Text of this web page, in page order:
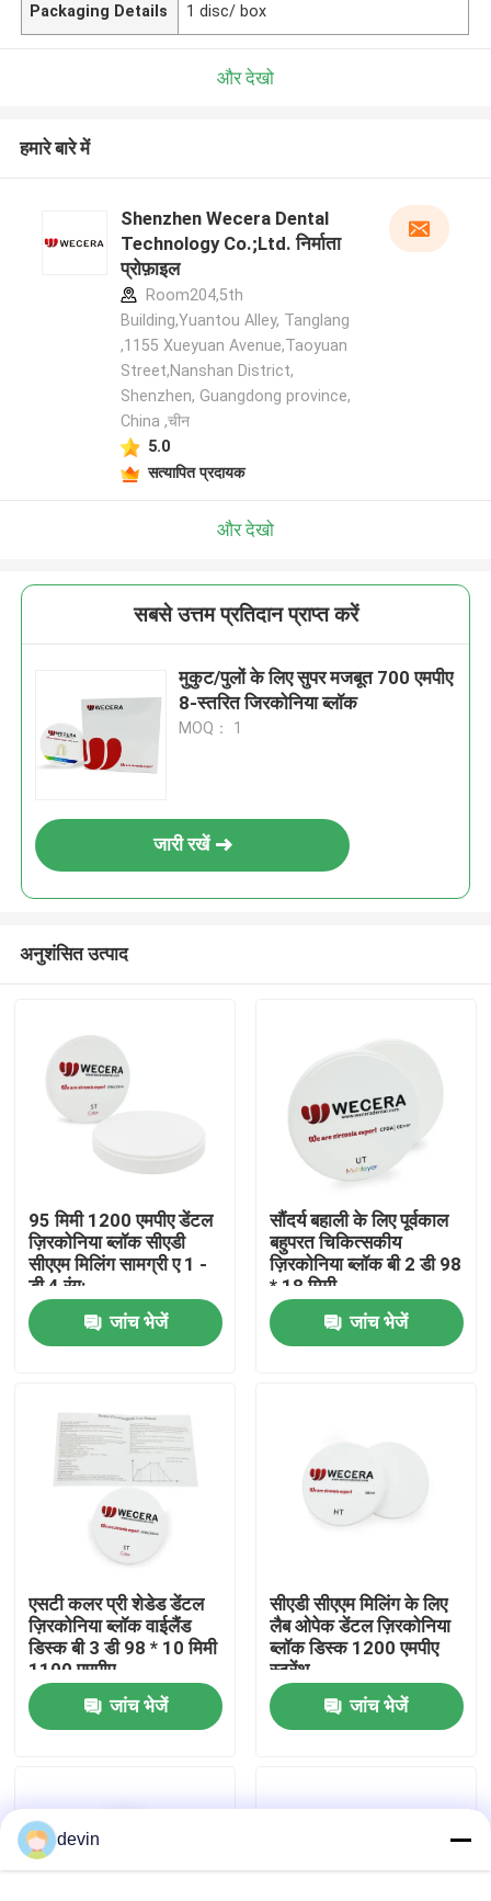
घर
वी.आर. शो
कारखाने का दौरा
गुणवत्ता नियंत्रण
समाचार
Packaging Details 1 disc/ box
और देखो
हमारे बारे में
Shenzhen Wecera Dental
Technology Co.;Ltd. निर्माता
प्रोफ़ाइल
Room204,5th
Building,Yuantou Alley, Tanglang
,1155 Xueyuan Avenue,Taoyuan
Street,Nanshan District,
Shenzhen, Guangdong province,
China ,चीन
5.0
सत्यापित प्रदायक
और देखो
सबसे उत्तम प्रतिदान प्राप्त करें
मुकुट/पुलों के लिए सुपर मजबूत 700 एमपीए
8-स्तरित जिरकोनिया ब्लॉक
MOQ： 1
जारी रखें
अनुशंसित उत्पाद
95 मिमी 1200 एमपीए डेंटल
ज़िरकोनिया ब्लॉक सीएडी
सीएएम मिलिंग सामग्री ए 1 -
डी 4 रंग:
जांच भेजें
सौंदर्य बहाली के लिए पूर्वकाल
बहुपरत चिकित्सकीय
ज़िरकोनिया ब्लॉक बी 2 डी 98
* 18 मिमी
जांच भेजें
एसटी कलर प्री शेडेड डेंटल
ज़िरकोनिया ब्लॉक वाईलैंड
डिस्क बी 3 डी 98 * 10 मिमी
1100 एमपीए
जांच भेजें
सीएडी सीएएम मिलिंग के लिए
लैब ओपेक डेंटल ज़िरकोनिया
ब्लॉक डिस्क 1200 एमपीए
स्ट्रेंथ
जांच भेजें
devin